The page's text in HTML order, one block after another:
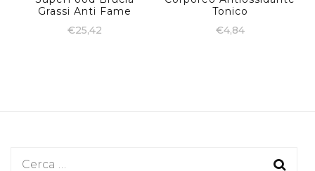
Grassi Anti Fame
€25,42
Tonico
€4,84
Ricerca